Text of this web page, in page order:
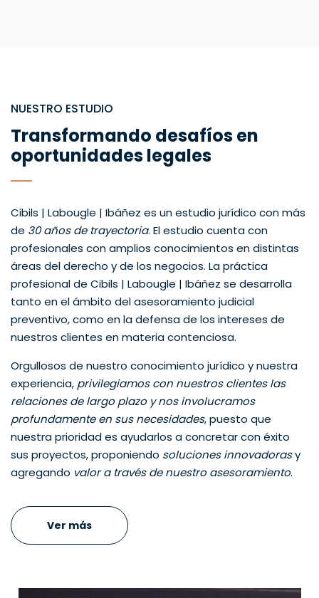
NUESTRO ESTUDIO
Transformando desafíos en
oportunidades legales
Cibils | Labougle | Ibáñez es un estudio jurídico con más
de 30 años de trayectoria. El estudio cuenta con
profesionales con amplios conocimientos en distintas
áreas del derecho y de los negocios. La práctica
profesional de Cibils | Labougle | Ibáñez se desarrolla
tanto en el ámbito del asesoramiento judicial
preventivo, como en la defensa de los intereses de
nuestros clientes en materia contenciosa.
Orgullosos de nuestro conocimiento jurídico y nuestra
experiencia, privilegiamos con nuestros clientes las
relaciones de largo plazo y nos involucramos
profundamente en sus necesidades, puesto que
nuestra prioridad es ayudarlos a concretar con éxito
sus proyectos, proponiendo soluciones innovadorasy
agregando valor a través de nuestro asesoramiento.
Ver más